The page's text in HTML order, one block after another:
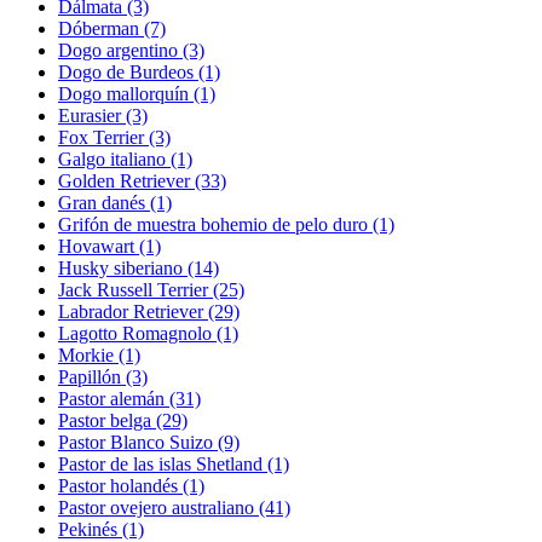
Dálmata (3)
Dóberman (7)
Dogo argentino (3)
Dogo de Burdeos (1)
Dogo mallorquín (1)
Eurasier(3)
Fox Terrier(3)
Galgo italiano (1)
Golden Retriever(33)
Gran danés (1)
Grifón de muestra bohemio de pelo duro (1)
Hovawart (1)
Husky siberiano (14)
Jack Russell Terrier(25)
Labrador Retriever(29)
Lagotto Romagnolo (1)
Morkie (1)
Papillón (3)
Pastor alemán (31)
Pastor belga (29)
Pastor Blanco Suizo (9)
Pastor de las islas Shetland (1)
Pastor holandés (1)
Pastor ovejero australiano (41)
Pekinés (1)